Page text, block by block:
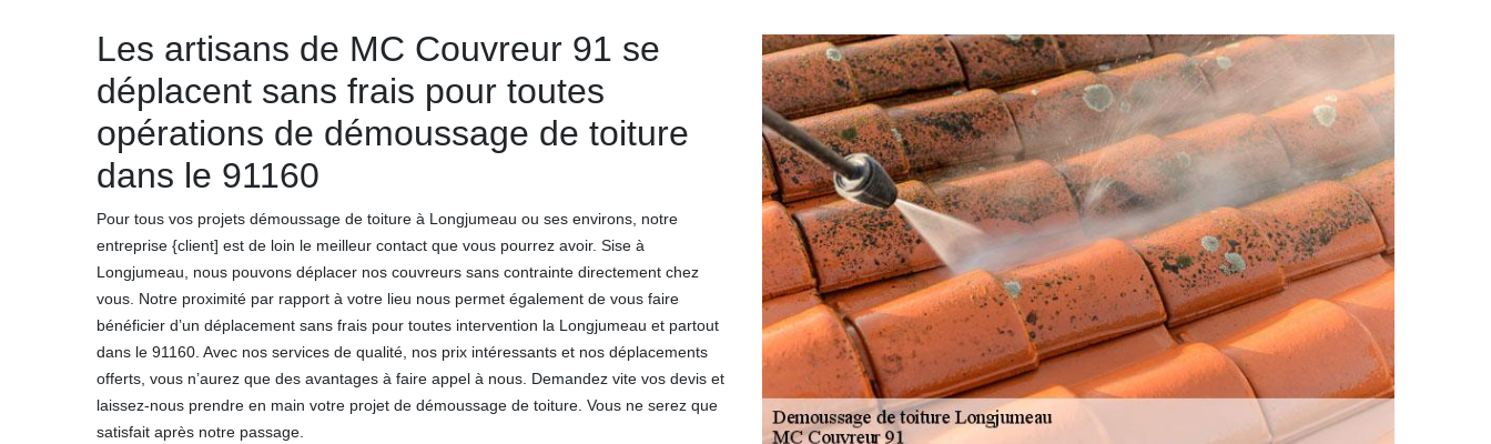
Les artisans de MC Couvreur 91 se
déplacent sans frais pour toutes
opérations de démoussage de toiture
dans le 91160
Pour tous vos projets démoussage de toiture à Longjumeau ou ses environs, notre
entreprise {client] est de loin le meilleur contact que vous pourrez avoir. Sise à
Longjumeau, nous pouvons déplacer nos couvreurs sans contrainte directement chez
vous. Notre proximité par rapport à votre lieu nous permet également de vous faire
bénéficier d’un déplacement sans frais pour toutes intervention la Longjumeau et partout
dans le 91160. Avec nos services de qualité, nos prix intéressants et nos déplacements
offerts, vous n’aurez que des avantages à faire appel à nous. Demandez vite vos devis et
laissez-nous prendre en main votre projet de démoussage de toiture. Vous ne serez que
satisfait après notre passage.